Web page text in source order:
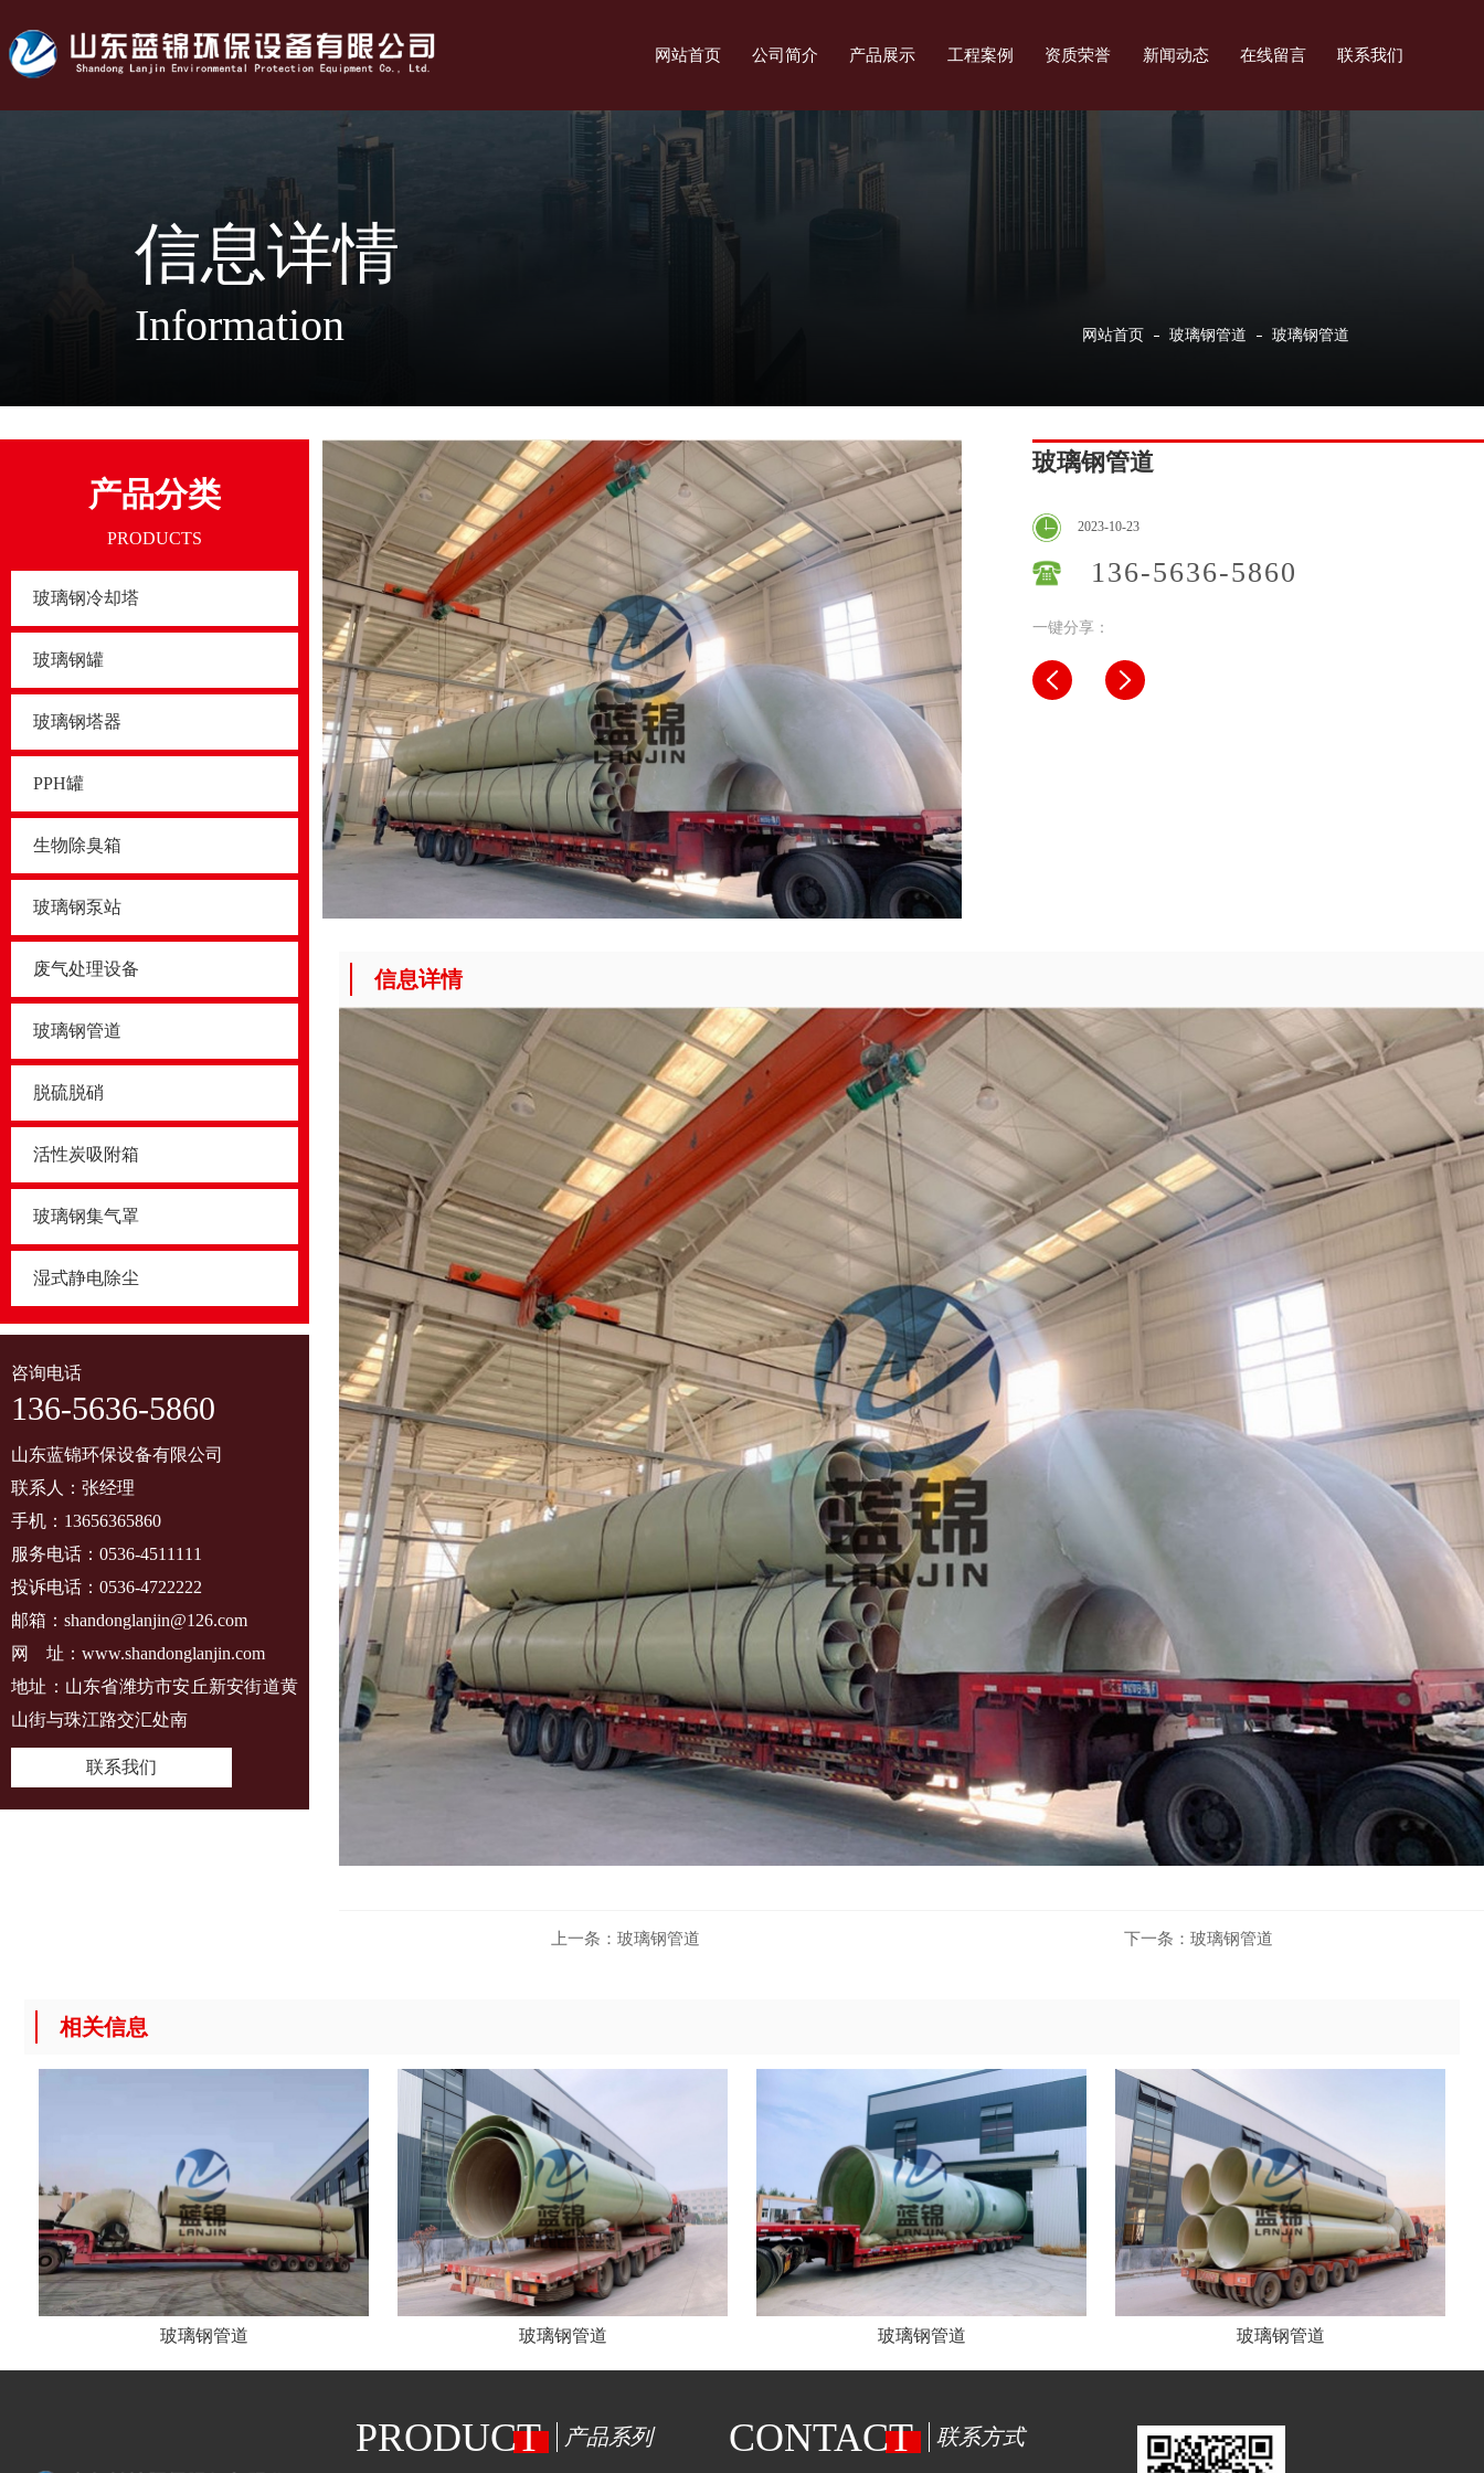
网站首页 公司简介 产品展示 工程案例 资质荣誉 新闻动态 在线留言 联系我们
信息详情
Information 网站首页 玻璃钢管道 玻璃钢管道
产品分类
PRODUCTS
玻璃钢冷却塔
玻璃钢罐
玻璃钢塔器
PPH罐
生物除臭箱
玻璃钢泵站
废气处理设备
玻璃钢管道
脱硫脱硝
活性炭吸附箱
玻璃钢集气罩
湿式静电除尘
咨询电话
136-5636-5860
山东蓝锦环保设备有限公司
联系人：张经理
手机：13656365860
服务电话：0536-4511111
投诉电话：0536-4722222
邮箱：shandonglanjin@126.com
网 址：www.shandonglanjin.com
地址：山东省潍坊市安丘新安街道黄
山街与珠江路交汇处南
联系我们
玻璃钢管道
2023-10-23
136-5636-5860
一键分享：
信息详情
上一条：玻璃钢管道 下一条： 玻璃钢管道
相关信息
玻璃钢管道 玻璃钢管道 玻璃钢管道 玻璃钢管道
PRODUCT 产品系列 CONTACT 联系方式